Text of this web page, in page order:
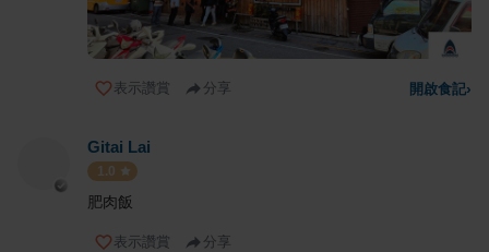
表示讚賞 分享 開啟食記›
Gitai Lai
1.0
肥肉飯
表示讚賞 分享